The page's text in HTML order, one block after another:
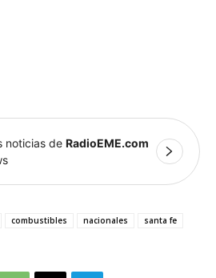
noticias de RadioEME.com
combustibles nacionales
santa fe